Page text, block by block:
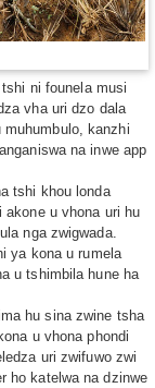
ni founela musi
vha uri dzo dala
kanzhi
na inwe app
tshi khou londa
u vhona uri hu
nga zwigwada.
ya kona u rumela
u tshimbila hune ha
hu sina zwine tsha
u vhona phondi
uri zwifuwo zwi
ho katelwa na dzinwe